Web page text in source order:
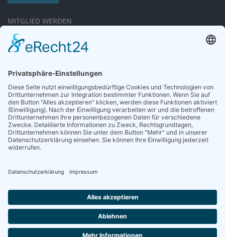
MITGLIED WERDEN
Sieben gute Gründe
für Ihre Mitgliedschaft
NEWSLETTER
Neuigkeiten rund um die Geriatrie und die DGG – regelmäßig in Ihrem
Postfach.
Die Zeitschrift für Gerontologie und Geriatrie informiert über Neues aus
unserem Fach.